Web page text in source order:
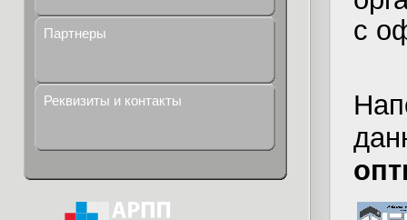
Партнеры
Реквизиты и контакты
с